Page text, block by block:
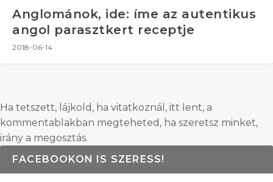
Anglománok, ide: íme az autentikus
angol parasztkert receptje
2018-06-14
Ha tetszett, lájkold, ha vitatkoznál, itt lent, a
kommentablakban megteheted, ha szeretsz minket,
irány a megosztás.
FACEBOOKON IS SZERESS!